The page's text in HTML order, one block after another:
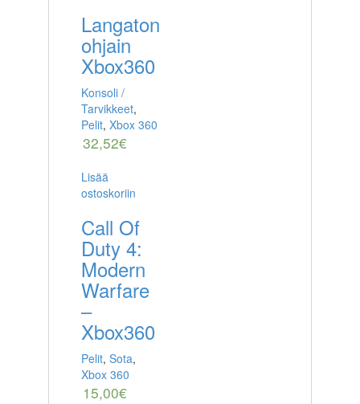
Langaton
ohjain
Xbox360
Konsoli /
Tarvikkeet,
Pelit, Xbox 360
32,52€
Lisää
ostoskoriin
Call Of
Duty 4:
Modern
Warfare
–
Xbox360
Pelit, Sota,
Xbox 360
15,00€